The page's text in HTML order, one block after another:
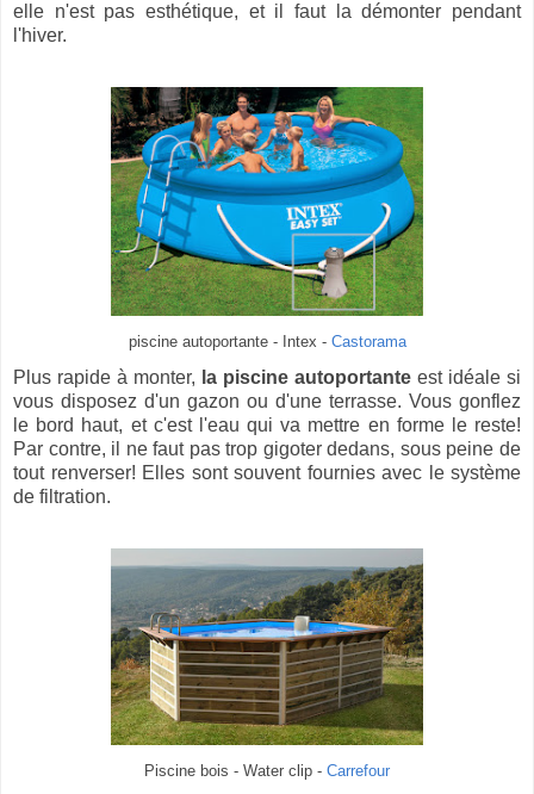
elle n'est pas esthétique, et il faut la démonter pendant
l'hiver.
piscine autoportante - Intex - Castorama
Plus rapide à monter, la piscine autoportante est idéale si
vous disposez d'un gazon ou d'une terrasse. Vous gonflez
le bord haut, et c'est l'eau qui va mettre en forme le reste!
Par contre, il ne faut pas trop gigoter dedans, sous peine de
tout renverser! Elles sont souvent fournies avec le système
de filtration.
Piscine bois - Water clip - Carrefour